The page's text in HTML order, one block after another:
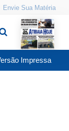
Envie Sua Matéria
Impressa